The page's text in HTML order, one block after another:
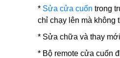
* Sửa cửa cuốn trong
chỉ chạy lên mà không
* Sửa chữa và thay
* Bộ remote cửa cuốn